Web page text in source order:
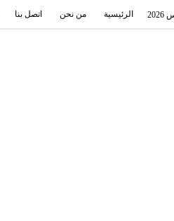
الرئيسية من نحن اتصل بنا